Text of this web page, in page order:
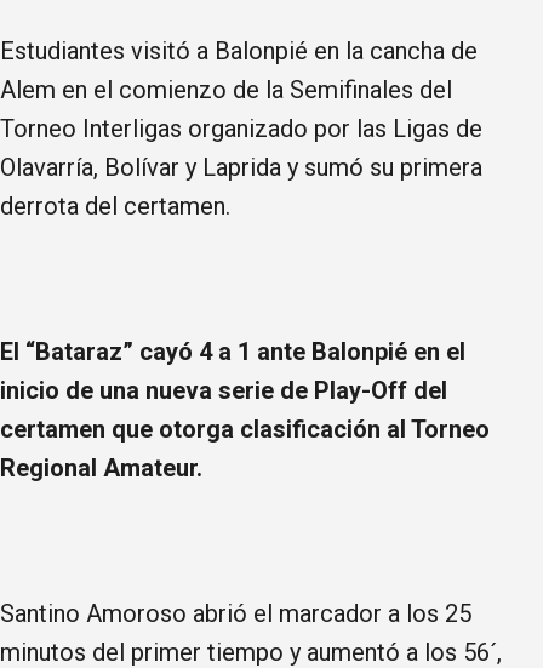
Estudiantes visitó a Balonpié en la cancha de
Alem en el comienzo de la Semifinales del
Torneo Interligas organizado por las Ligas de
Olavarría, Bolívar y Laprida y sumó su primera
derrota del certamen.
El “Bataraz” cayó 4 a 1 ante Balonpié en el
inicio de una nueva serie de Play-Off del
certamen que otorga clasificación al Torneo
Regional Amateur.
Santino Amoroso abrió el marcador a los 25
minutos del primer tiempo y aumentó a los 56´,